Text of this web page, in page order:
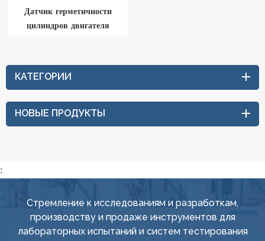
Датчик герметичности
цилиндров двигателя
КАТЕГОРИИ
НОВЫЕ ПРОДУКТЫ
:
Стремление к исследованиям и разработкам,
производству и продаже инструментов для
лабораторных испытаний и систем тестирования